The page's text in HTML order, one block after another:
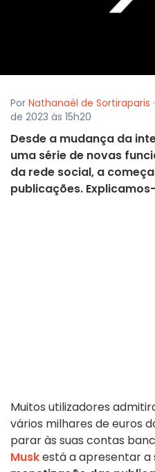
Por Nathanaël de Sortiraparis
de 2023 às 15h20
Desde a mudança da
uma série de novas
da rede social, a
publicações.
Muitos utilizadores
vários milhares de euros
parar às suas contas
Muskestá a apresentar a